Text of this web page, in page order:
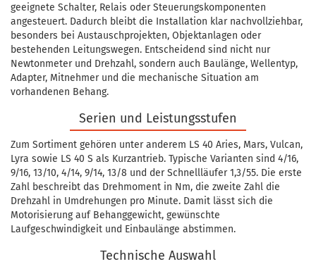
geeignete Schalter, Relais oder Steuerungskomponenten
angesteuert. Dadurch bleibt die Installation klar nachvollziehbar,
besonders bei Austauschprojekten, Objektanlagen oder
bestehenden Leitungswegen. Entscheidend sind nicht nur
Newtonmeter und Drehzahl, sondern auch Baulänge, Wellentyp,
Adapter, Mitnehmer und die mechanische Situation am
vorhandenen Behang.
Serien und Leistungsstufen
Zum Sortiment gehören unter anderem LS 40 Aries, Mars, Vulcan,
Lyra sowie LS 40 S als Kurzantrieb. Typische Varianten sind 4/16,
9/16, 13/10, 4/14, 9/14, 13/8 und der Schnellläufer 1,3/55. Die erste
Zahl beschreibt das Drehmoment in Nm, die zweite Zahl die
Drehzahl in Umdrehungen pro Minute. Damit lässt sich die
Motorisierung auf Behanggewicht, gewünschte
Laufgeschwindigkeit und Einbaulänge abstimmen.
Technische Auswahl